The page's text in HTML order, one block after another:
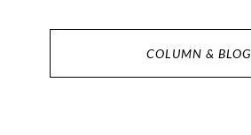
COLUMN & BLOG